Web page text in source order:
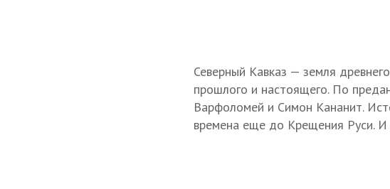
Северный Кавказ — земля
прошлого и настоящего. По
Варфоломей и Симон Кананит.
времена еще до Крещения Руси. И